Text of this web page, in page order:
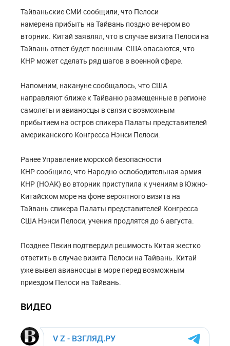
Тайваньские СМИ сообщили, что Пелоси
намерена прибыть на Тайвань поздно вечером во
вторник. Китай заявлял, что в случае визита Пелоси на
Тайвань ответ будет военным. США опасаются, что
КНР может сделать ряд шагов в военной сфере.
Напомним, накануне сообщалось, что США
направляют ближе к Тайваню размещенные в регионе
самолеты и авианосцы в связи с возможным
прибытием на остров спикера Палаты представителей
американского Конгресса Нэнси Пелоси.
Ранее Управление морской безопасности
КНР сообщило, что Народно-освободительная армия
КНР (НОАК) во вторник приступила к учениям в Южно-
Китайском море на фоне вероятного визита на
Тайвань спикера Палаты представителей Конгресса
США Нэнси Пелоси, учения продлятся до 6 августа.
Позднее Пекин подтвердил решимость Китая жестко
ответить в случае визита Пелоси на Тайвань. Китай
уже вывел авианосцы в море перед возможным
приездом Пелоси на Тайвань.
ВИДЕО